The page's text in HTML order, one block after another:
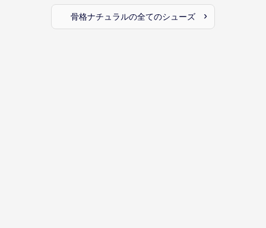
骨格ナチュラルの全てのシューズ ›